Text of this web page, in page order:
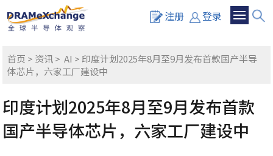
注册 登录
首页 > 资讯>AI > 印度计划2025年8月至9月发布首款国产半导
体芯片，六家工厂建设中
印度计划2025年8月至9月发布首款
国产半导体芯片，六家工厂建设中